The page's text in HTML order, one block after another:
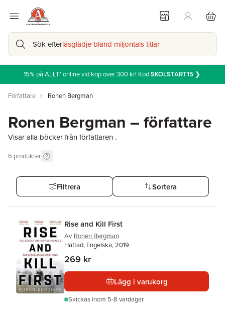
Sök efterläsglädje bland miljontals titlar
15% på ALLT* online vid köp över 300 kr! KodSKOLSTART15❯
Författare Ronen Bergman
Ronen Bergman – författare
Visar alla böcker från författaren .
6 produkter
Filtrera Sortera
Rise and Kill First
Av Ronen Bergman
Häftad, Engelska, 2019
269 kr
Lägg i varukorg
Skickas inom 5-8 vardagar